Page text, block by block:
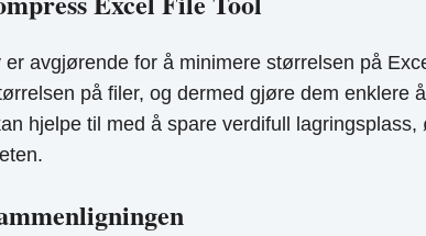
avgjørende for å minimere størrelsen på
på filer, og dermed gjøre dem
hjelpe til med å spare verdifull